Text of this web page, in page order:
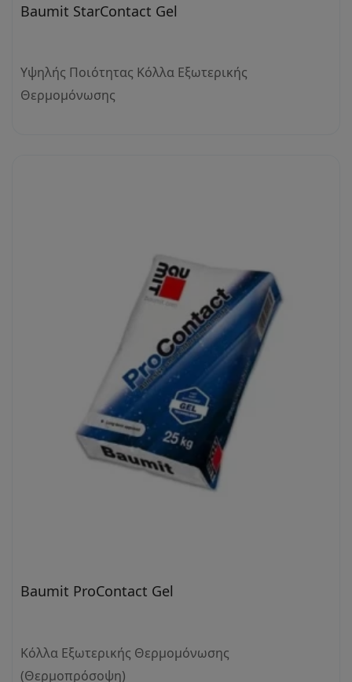
Baumit StarContact Gel
Υψηλής Ποιότητας Κόλλα Εξωτερικής
Θερμομόνωσης
Baumit ProContact Gel
Κόλλα Εξωτερικής Θερμομόνωσης
(Θερμοπρόσοψη)